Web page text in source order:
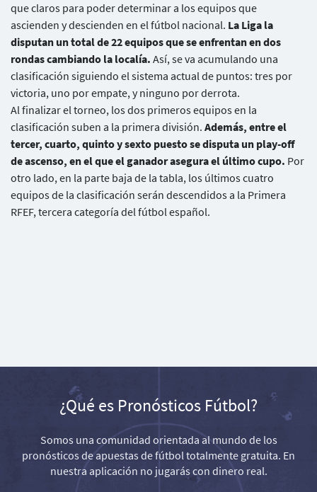
que claros para poder determinar a los equipos que
ascienden y descienden en el fútbol nacional. La Liga la
disputan un total de 22 equipos que se enfrentan en dos
rondas cambiando la localía. Así, se va acumulando una
clasificación siguiendo el sistema actual de puntos: tres por
victoria, uno por empate, y ninguno por derrota.
Al finalizar el torneo, los dos primeros equipos en la
clasificación suben a la primera división. Además, entre el
tercer, cuarto, quinto y sexto puesto se disputa un play-off
de ascenso, en el que el ganador asegura el último cupo. Por
otro lado, en la parte baja de la tabla, los últimos cuatro
equipos de la clasificación serán descendidos a la Primera
RFEF, tercera categoría del fútbol español.
¿Qué es Pronósticos Fútbol?
Somos una comunidad orientada al mundo de los
pronósticos de apuestas de fútbol totalmente gratuita. En
nuestra aplicación no jugarás con dinero real.